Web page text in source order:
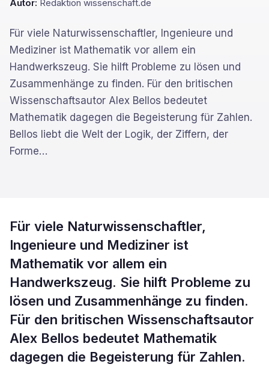
Autor: Redaktion wissenschaft.de
Für viele Naturwissenschaftler, Ingenieure und
Mediziner ist Mathematik vor allem ein
Handwerkszeug. Sie hilft Probleme zu lösen und
Zusammenhänge zu finden. Für den britischen
Wissenschaftsautor Alex Bellos bedeutet
Mathematik dagegen die Begeisterung für Zahlen.
Bellos liebt die Welt der Logik, der Ziffern, der
Forme…
Für viele Naturwissenschaftler,
Ingenieure und Mediziner ist
Mathematik vor allem ein
Handwerkszeug. Sie hilft Probleme zu
lösen und Zusammenhänge zu finden.
Für den britischen Wissenschaftsautor
Alex Bellos bedeutet Mathematik
dagegen die Begeisterung für Zahlen.